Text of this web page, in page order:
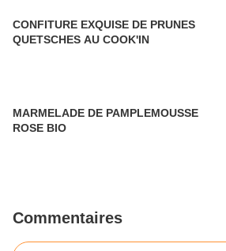
CONFITURE EXQUISE DE PRUNES
QUETSCHES AU COOK'IN
MARMELADE DE PAMPLEMOUSSE
ROSE BIO
Commentaires